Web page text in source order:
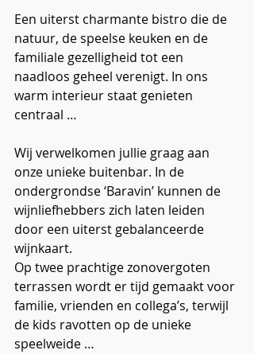
Een uiterst charmante bistro die de
natuur, de speelse keuken en de
familiale gezelligheid tot een
naadloos geheel verenigt. In ons
warm interieur staat genieten
centraal …
Wij verwelkomen jullie graag aan
onze unieke buitenbar. In de
ondergrondse ‘Baravin’ kunnen de
wijnliefhebbers zich laten leiden
door een uiterst gebalanceerde
wijnkaart.
Op twee prachtige zonovergoten
terrassen wordt er tijd gemaakt voor
familie, vrienden en collega’s, terwijl
de kids ravotten op de unieke
speelweide …